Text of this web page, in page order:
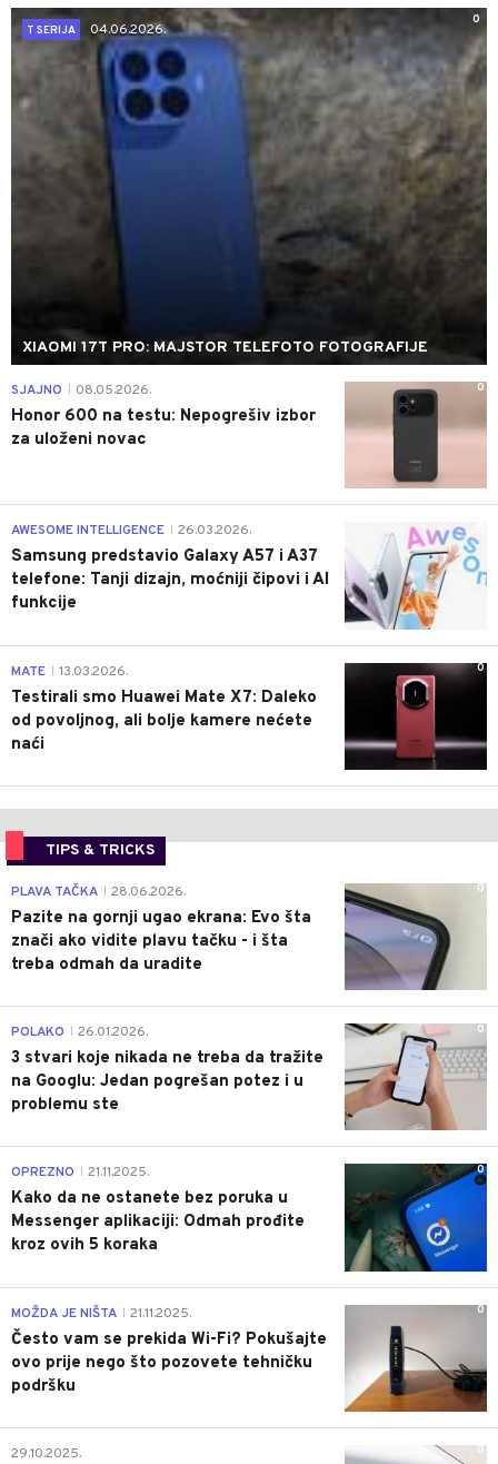
0
T SERIJA
04.06.2026.
XIAOMI 17T PRO: MAJSTOR TELEFOTO FOTOGRAFIJE
0
SJAJNO 08.05.2026.
Honor 600 na testu: Nepogrešiv izbor
za uloženi novac
AWESOME INTELLIGENCE 26.03.2026.
Samsung predstavio Galaxy A57 i A37
telefone: Tanji dizajn, moćniji čipovi i AI
funkcije
0
MATE 13.03.2026.
Testirali smo Huawei Mate X7: Daleko
od povoljnog, ali bolje kamere nećete
naći
TIPS & TRICKS
0
PLAVA TAČKA 28.06.2026.
Pazite na gornji ugao ekrana: Evo šta
znači ako vidite plavu tačku - i šta
treba odmah da uradite
0
POLAKO 26.01.2026.
3 stvari koje nikada ne treba da tražite
na Googlu: Jedan pogrešan potez i u
problemu ste
0
OPREZNO 21.11.2025.
Kako da ne ostanete bez poruka u
Messenger aplikaciji: Odmah prođite
kroz ovih 5 koraka
0
MOŽDA JE NIŠTA 21.11.2025.
Često vam se prekida Wi-Fi? Pokušajte
ovo prije nego što pozovete tehničku
podršku
0
29.10.2025.